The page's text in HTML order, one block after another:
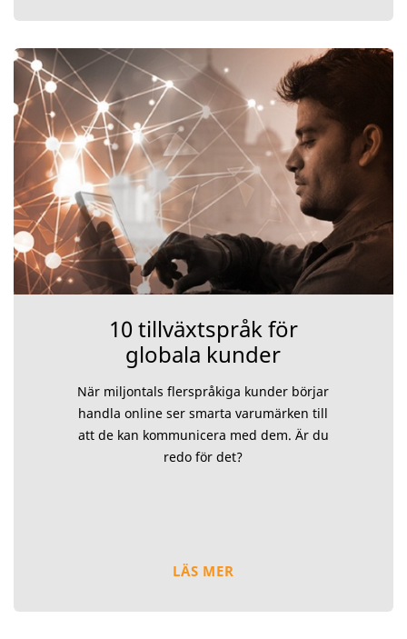
10 tillväxtspråk för
globala kunder
När miljontals flerspråkiga kunder börjar
handla online ser smarta varumärken till
att de kan kommunicera med dem. Är du
redo för det?
LÄS MER